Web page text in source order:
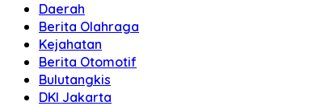
Daerah
Berita Olahraga
Kejahatan
Berita Otomotif
Bulutangkis
DKI Jakarta